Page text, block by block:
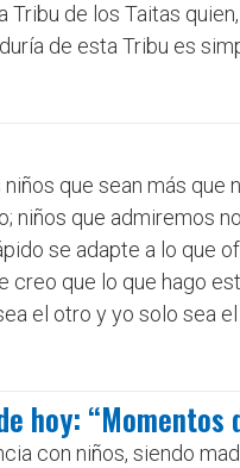
de los Taitas
de esta Tribu es
que sean más
niños que admiremos
se adapte a lo que
que lo que hago
el otro y yo solo sea
hoy: “Momentos
con niños, siendo